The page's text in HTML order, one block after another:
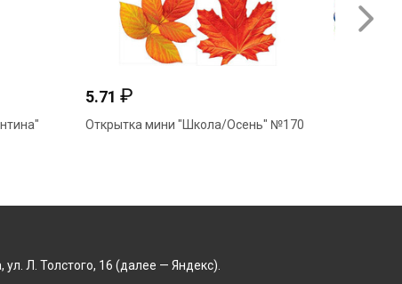
5.71₽
Открытка мини "Школа/Осень" №170
Л. Толстого, 16 (далее — Яндекс).